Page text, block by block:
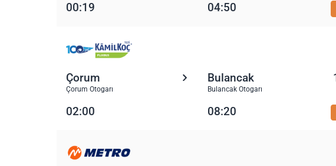
00:19 04:50
Çorum
Çorum Otogarı
Bulancak
Bulancak Otogarı
02:00 08:20